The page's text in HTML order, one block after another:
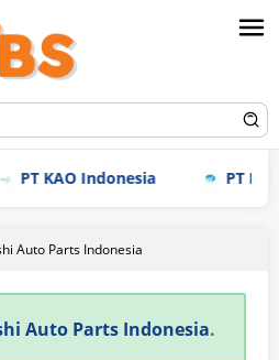
PT KAO Indonesia PT
Auto Parts Indonesia
Auto Parts Indonesia.